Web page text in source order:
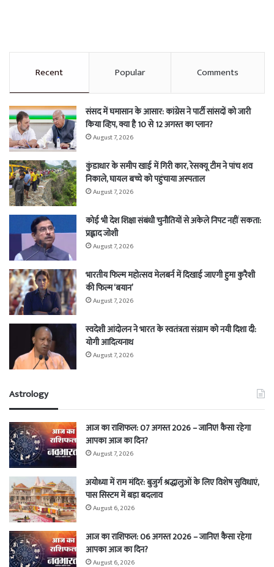
Recent Popular Comments
संसद में घमासान के आसार: कांग्रेस ने पार्टी सांसदों को जारी
किया व्हिप, क्या है 10 से 12 अगस्त का प्लान?
August 7, 2026
कुंडाधार के समीप खाई में गिरी कार, रेसक्यू टीम ने पांच शव
निकाले, घायल बच्चे को पहुंचाया अस्पताल
August 7, 2026
कोई भी देश शिक्षा संबंधी चुनौतियों से अकेले निपट नहीं सकता:
प्रह्लाद जोशी
August 7, 2026
भारतीय फिल्म महोत्सव मेलबर्न में दिखाई जाएगी हुमा कुरैशी
की फिल्म ‘बयान’
August 7, 2026
स्वदेशी आंदोलन ने भारत के स्वतंत्रता संग्राम को नयी दिशा दी:
योगी आदित्यनाथ
August 7, 2026
Astrology
आज का राशिफल: 07 अगस्त 2026 – जानिए! कैसा रहेगा
आपका आज का दिन?
August 7, 2026
अयोध्या में राम मंदिर: बुजुर्ग श्रद्धालुओं के लिए विशेष सुविधाएं,
पास सिस्टम में बड़ा बदलाव
August 6, 2026
आज का राशिफल: 06 अगस्त 2026 – जानिए! कैसा रहेगा
आपका आज का दिन?
August 6, 2026